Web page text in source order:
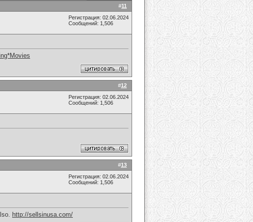
#11
Регистрация: 02.06.2024
Сообщений: 1,506
#12
Регистрация: 02.06.2024
Сообщений: 1,506
#13
Регистрация: 02.06.2024
Сообщений: 1,506
http://sellsinusa.com/